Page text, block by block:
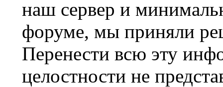
наш сервер и
форуме, мы приняли
Перенести всю эту
целостности не